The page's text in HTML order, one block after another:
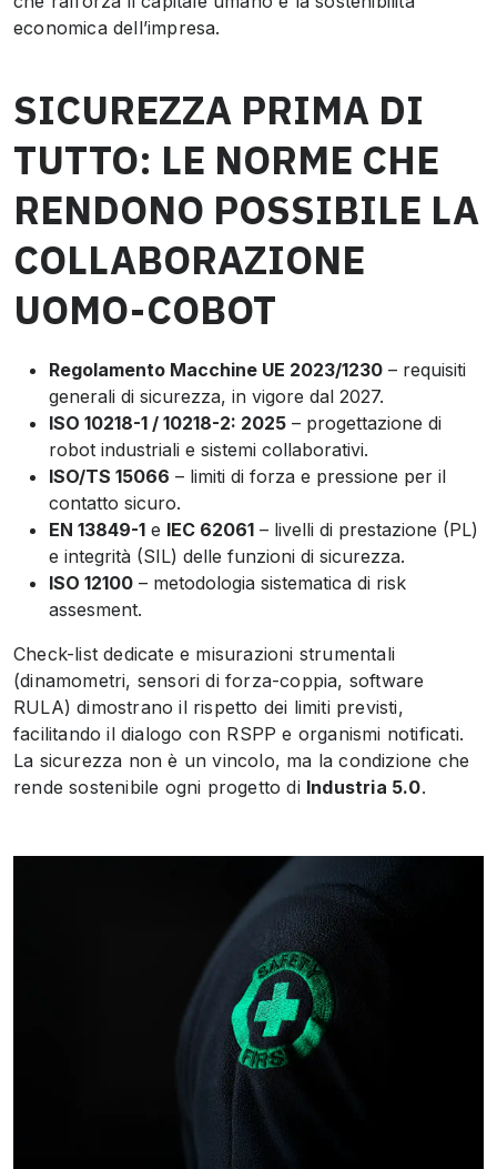
economica dell’impresa.
SICUREZZA PRIMA DI
TUTTO: LE NORME CHE
RENDONO POSSIBILE LA
COLLABORAZIONE
UOMO-COBOT
Regolamento Macchine UE 2023/1230 – requisiti
generali di sicurezza, in vigore dal 2027.
ISO 10218-1 / 10218-2: 2025 – progettazione di
robot industriali e sistemi collaborativi.
ISO/TS 15066 – limiti di forza e pressione per il
contatto sicuro.
EN 13849-1 e IEC 62061 – livelli di prestazione (PL)
e integrità (SIL) delle funzioni di sicurezza.
ISO 12100 – metodologia sistematica di risk
assesment.
Check-list dedicate e misurazioni strumentali
(dinamometri, sensori di forza-coppia, software
RULA) dimostrano il rispetto dei limiti previsti,
facilitando il dialogo con RSPP e organismi notificati.
La sicurezza non è un vincolo, ma la condizione che
rende sostenibile ogni progetto di Industria 5.0.